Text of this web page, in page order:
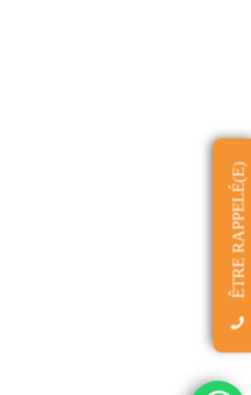
ÊTRE RAPPELÉ(E)